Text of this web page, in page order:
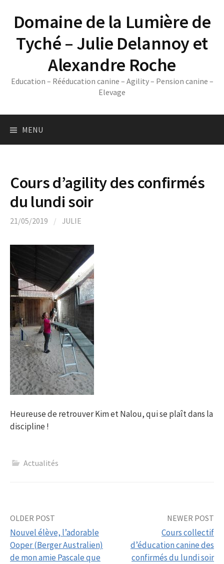
contentDomaine de la Lumière de
Tyché – Julie Delannoy et
Alexandre Roche
Education – Rééducation canine – Agility – Pension canine –
Elevage
MENU
Cours d’agility des confirmés
du lundi soir
21/05/2019 / JULIE
Heureuse de retrouver Kim et Nalou, qui se plaît dans la
discipline !
Actualités
Post
navigation
OLDER POST
Nouvel élève, l’adorable
Ooper (Berger Australien)
de mon amie Pascale que
NEWER POST
Cours collectif
d’éducation canine des
confirmés du lundi soir